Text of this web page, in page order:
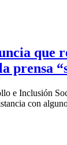
que
prensa
e Inclusión
con